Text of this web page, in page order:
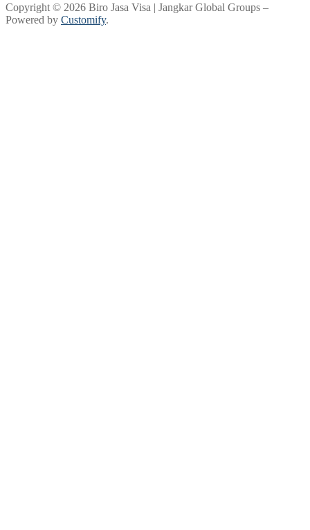
Copyright © 2026 Biro Jasa Visa | Jangkar Global Groups –
Powered by Customify.